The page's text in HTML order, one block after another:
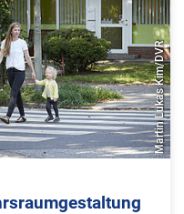
Martin Lukas Kim/DVR